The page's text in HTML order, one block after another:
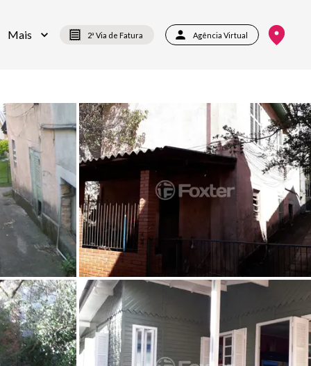
Mais 2ª Via de Fatura Agência Virtual